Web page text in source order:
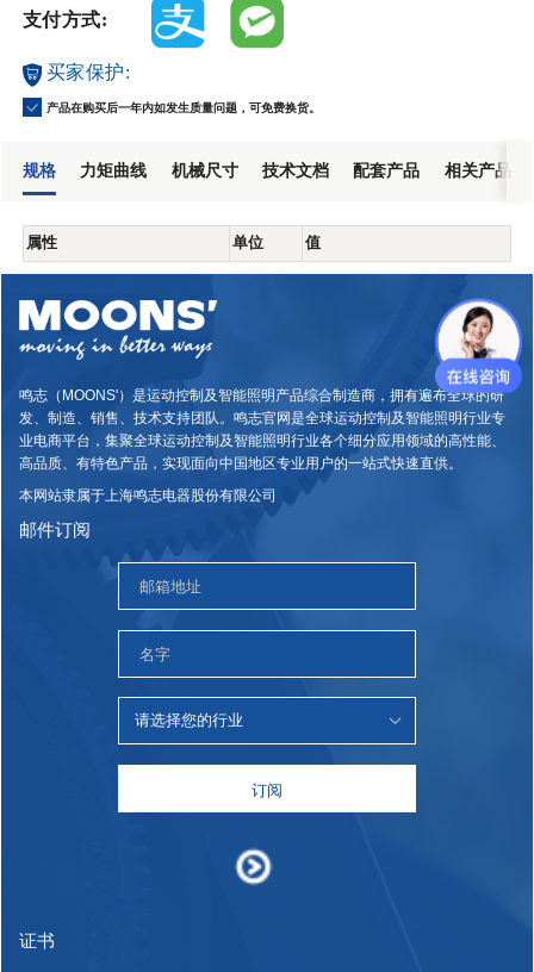
支付方式:
买家保护:
产品在购买后一年内如发生质量问题，可免费换货。
规格 力矩曲线 机械尺寸 技术文档 配套产品 相关产品
属性 单位 值
鸣志（MOONS'）是运动控制及智能照明产品综合制造商，拥有遍布全球的研
发、制造、销售、技术支持团队。鸣志官网是全球运动控制及智能照明行业专
业电商平台，集聚全球运动控制及智能照明行业各个细分应用领域的高性能、
高品质、有特色产品，实现面向中国地区专业用户的一站式快速直供。
本网站隶属于上海鸣志电器股份有限公司
邮件订阅
订阅
证书